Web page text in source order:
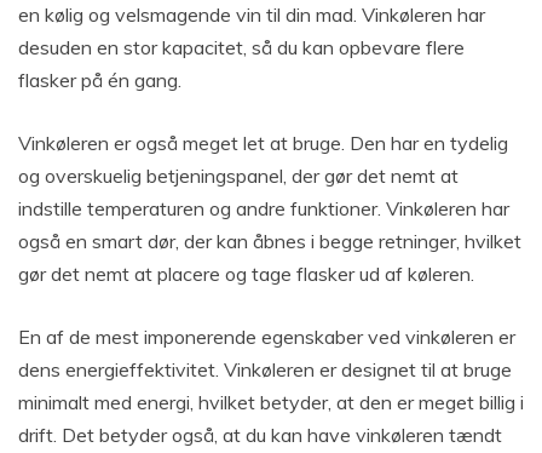
en kølig og velsmagende vin til din mad. Vinkøleren har
desuden en stor kapacitet, så du kan opbevare flere
flasker på én gang.
Vinkøleren er også meget let at bruge. Den har en tydelig
og overskuelig betjeningspanel, der gør det nemt at
indstille temperaturen og andre funktioner. Vinkøleren har
også en smart dør, der kan åbnes i begge retninger, hvilket
gør det nemt at placere og tage flasker ud af køleren.
En af de mest imponerende egenskaber ved vinkøleren er
dens energieffektivitet. Vinkøleren er designet til at bruge
minimalt med energi, hvilket betyder, at den er meget billig i
drift. Det betyder også, at du kan have vinkøleren tændt